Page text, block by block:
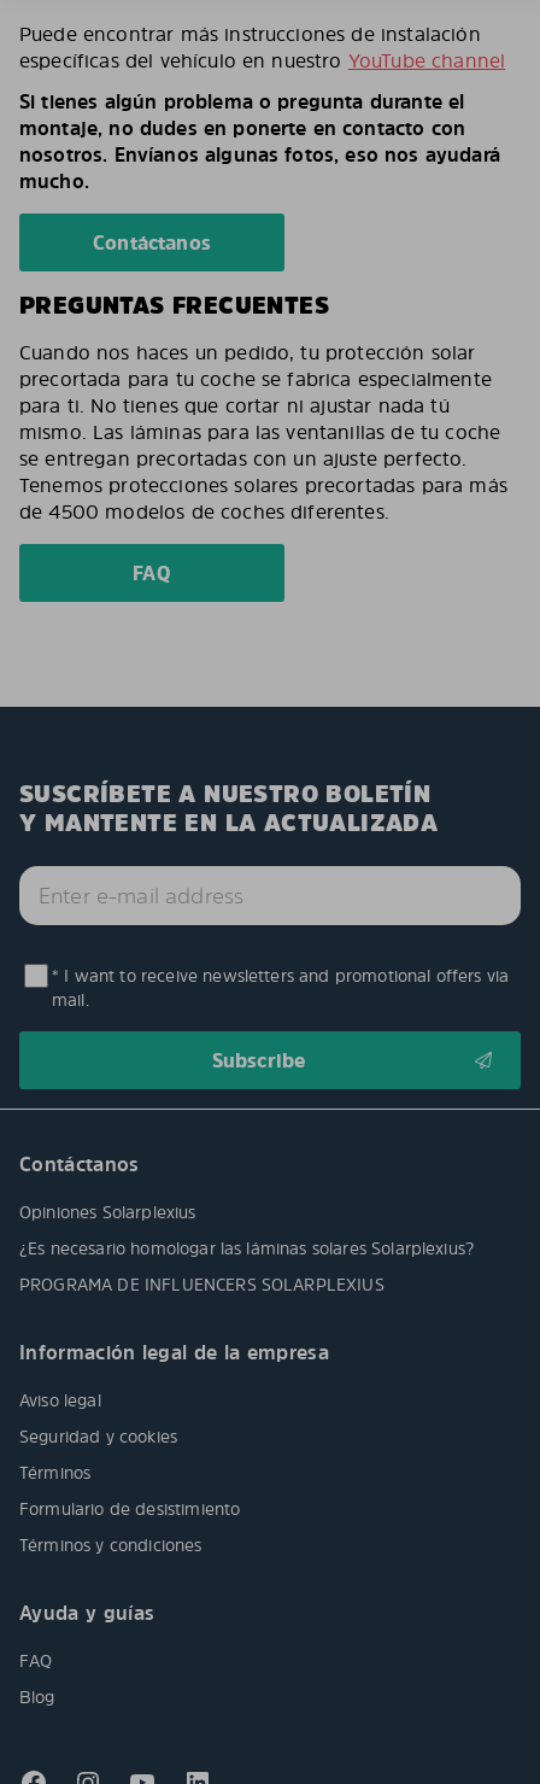
Puede encontrar más instrucciones de instalación
específicas del vehículo en nuestro YouTube channel
Si tienes algún problema o pregunta durante el
montaje, no dudes en ponerte en contacto con
nosotros. Envíanos algunas fotos, eso nos ayudará
mucho.
Contáctanos
PREGUNTAS FRECUENTES
Cuando nos haces un pedido, tu protección solar
precortada para tu coche se fabrica especialmente
para ti. No tienes que cortar ni ajustar nada tú
mismo. Las láminas para las ventanillas de tu coche
se entregan precortadas con un ajuste perfecto.
Tenemos protecciones solares precortadas para más
de 4500 modelos de coches diferentes.
FAQ
SUSCRÍBETE A NUESTRO BOLETÍN
Y MANTENTE EN LA ACTUALIZADA
* I want to receive newsletters and promotional offers via
mail.
Contáctanos
Opiniones Solarplexius
¿Es necesario homologar las láminas solares Solarplexius?
PROGRAMA DE INFLUENCERS SOLARPLEXIUS
Información legal de la empresa
Aviso legal
Seguridad y cookies
Términos
Formulario de desistimiento
Términos y condiciones
Ayuda y guías
FAQ
Blog